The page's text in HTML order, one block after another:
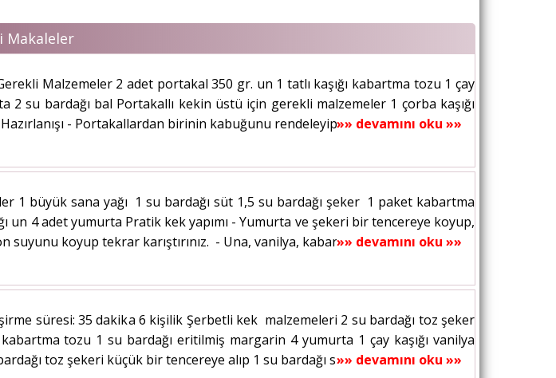
Makaleler
Malzemeler 2 adet portakal 350 gr. un 1 tatlı kaşığı kabartma tozu 1 çay
2 su bardağı bal Portakallı kekin üstü için gerekli malzemeler 1 çorba kaşığı
- Portakallardan birinin kabuğunu rendeleyip suyunu...»» devamını oku »»
1 büyük sana yağı 1 su bardağı süt 1,5 su bardağı şeker 1 paket kabartma
4 adet yumurta Pratik kek yapımı - Yumurta ve şekeri bir tencereye koyup,
suyunu koyup tekrar karıştırınız. - Una, vanilya, kabartma tozu...»» devamını oku »»
süresi: 35 dakika 6 kişilik Şerbetli kek malzemeleri 2 su bardağı toz şeker
tozu 1 su bardağı eritilmiş margarin 4 yumurta 1 çay kaşığı vanilya
toz şekeri küçük bir tencereye alıp 1 su bardağı sıcak su ile...»» devamını oku »»